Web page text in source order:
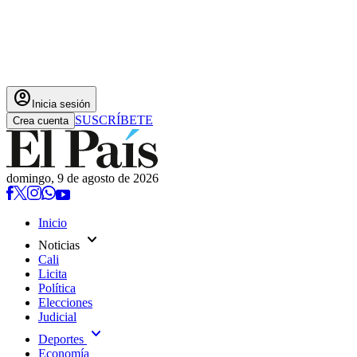
account_circle Inicia sesión
Crea cuenta SUSCRÍBETE
domingo, 9 de agosto de 2026
Inicio
Noticias expand_more
Cali
Licita
Política
Elecciones
Judicial
Deportes expand_more
Economía